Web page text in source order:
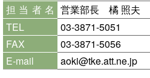
担当者名 営業部長 橘 照夫
TEL
03-3871-5051
FAX
03-3871-5056
E-mail
aoki@tke.att.ne.jp